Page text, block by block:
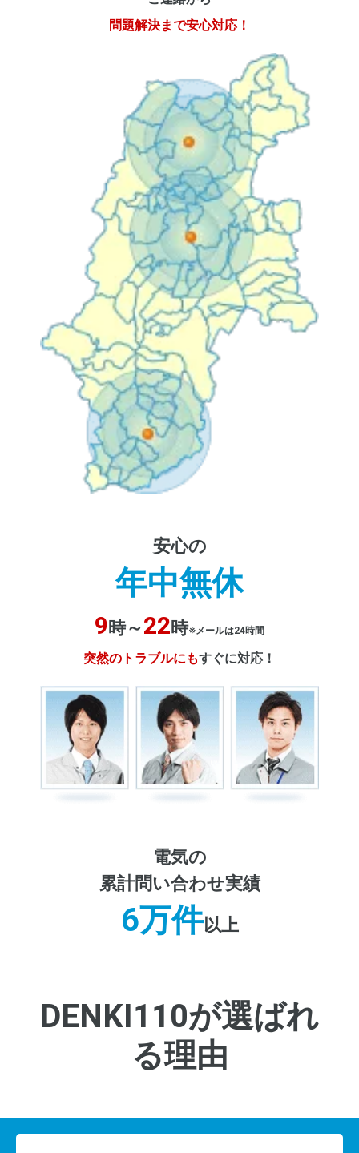
問題解決まで安心対応！
安心の
年中無休
9 時～22 時※メールは24時間
突然のトラブルにもすぐに対応！
電気の
累計問い合わせ実績
6万件以上
DENKI110が選ばれ
る理由